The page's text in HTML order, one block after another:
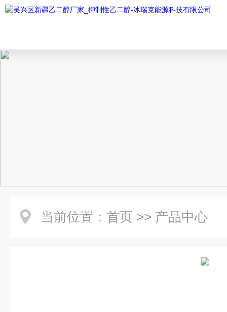
当前位置： 首页 >> 产品中心